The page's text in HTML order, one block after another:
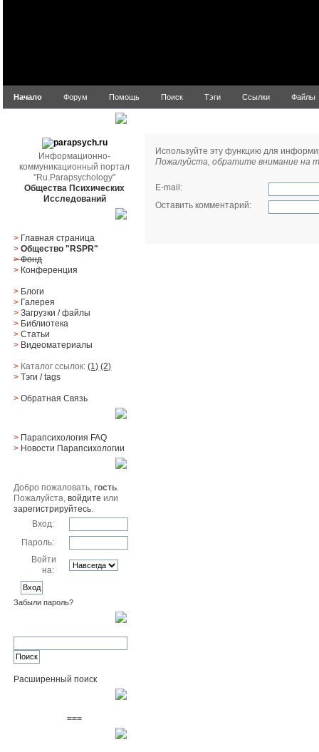
Начало Форум Помощь Поиск Тэги Ссылки Файлы
Информационно-
коммуникационный портал
"Ru.Parapsychology"
Общества Психических
Исследований
> Главная страница
> Общество "RSPR"
> Фонд
> Конференция
> Блоги
> Галерея
> Загрузки/файлы
> Библиотека
> Статьи
> Видеоматериалы
> Каталог ссылок:(1) (2)
> Тэги/ tags
> Обратная Cвязь
> Парапсихология FAQ
> Новости Парапсихологии
Добро пожаловать,гость.
Пожалуйста,войдите или
зарегистрируйтесь.
Вход:
Пароль:
Войти
на:
Забыли пароль?
Расширенный поиск
===
Используйте эту функцию для
Пожалуйста, обратите внимание на
E-mail :
Оставить комментарий: